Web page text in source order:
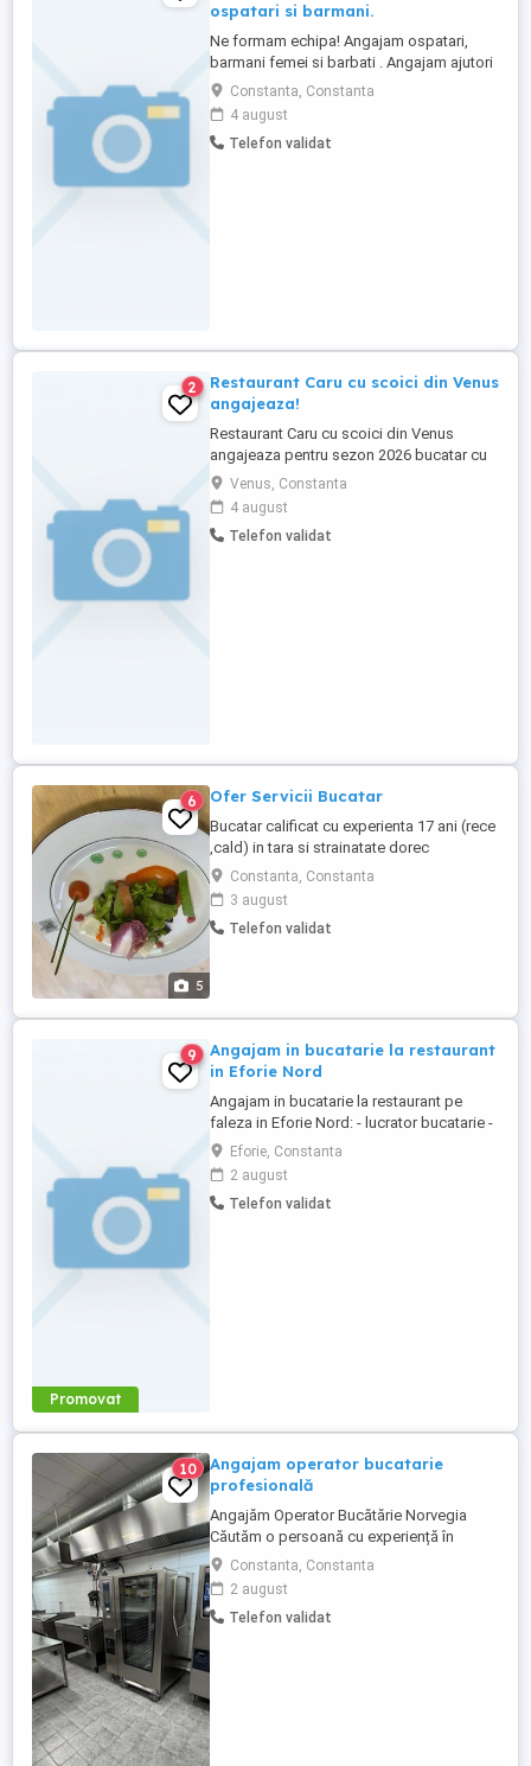
ospatari si barmani.
Ne formam echipa! Angajam ospatari,
barmani femei si barbati . Angajam ajutori
de bucatar. Angajam bucatari cu
experienta minima. Bucatarie traditionala
romaneasca. Oferim conditii avantajoase
de lucru si salarizare. Locurile de munca
Constanta, Constanta
4 august
Telefon validat
2
Restaurant Caru cu scoici din Venus
angajeaza!
Restaurant Caru cu scoici din Venus
angajeaza pentru sezon 2026 bucatar cu
experienta. Se ofera cazare si o masa.
Venus, Constanta
4 august
Telefon validat
5
6 Ofer Servicii Bucatar
Bucatar calificat cu experienta 17 ani (rece
,cald) in tara si strainatate dorec
colaborare cu plata la zi sau saptamanal
.Disponibil ptr evenimente sau inlocuire
personal situatii de urgenta.
Constanta, Constanta
3 august
Telefon validat
Promovat
9
Angajam in bucatarie la restaurant
in Eforie Nord
Angajam in bucatarie la restaurant pe
faleza in Eforie Nord: - lucrator bucatarie -
ajutor de bucatar - bucatar Pentru mai
multe detalii va rugam sa ne contactati la
numarul de telefon din anunt.
Eforie, Constanta
2 august
Telefon validat
10
Angajam operator bucatarie
profesională
Angajăm Operator Bucătărie Norvegia
Căutăm o persoană cu experiență în
mediu controlat (catering, cantină,
producție, meal prep), obișnuită cu
procese standardizate și disciplină.
Responsabilități: - Preparare produse
Constanta, Constanta
2 august
Telefon validat